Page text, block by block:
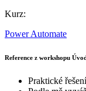
Kurz:
Power Automate
Reference z workshopu
Praktické